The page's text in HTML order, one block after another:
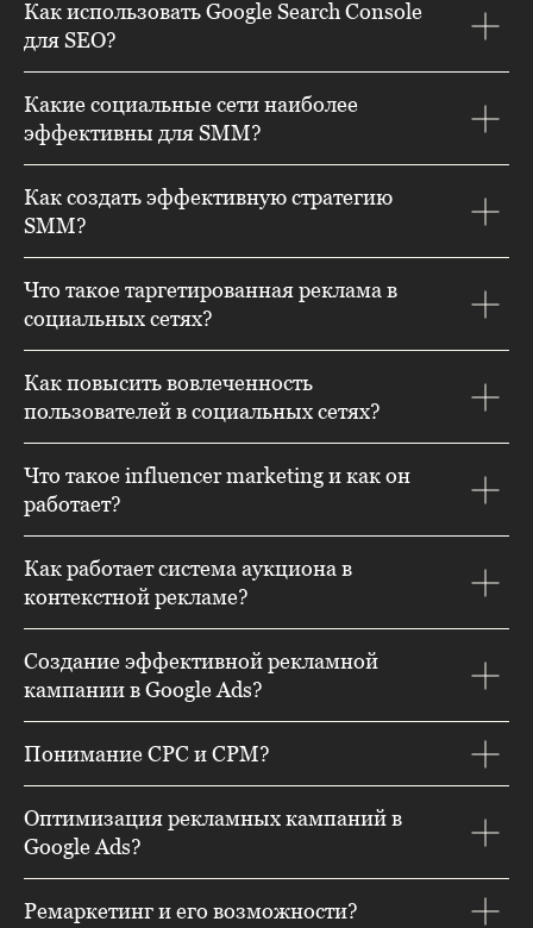
Как использовать Google Search Console
для SEO?
Какие социальные сети наиболее
эффективны для SMM?
Как создать эффективную стратегию
SMM?
Что такое таргетированная реклама в
социальных сетях?
Как повысить вовлеченность
пользователей в социальных сетях?
Что такое influencer marketing и как он
работает?
Как работает система аукциона в
контекстной рекламе?
Создание эффективной рекламной
кампании в Google Ads?
Понимание CPC и CPM?
Оптимизация рекламных кампаний в
Google Ads?
Ремаркетинг и его возможности?